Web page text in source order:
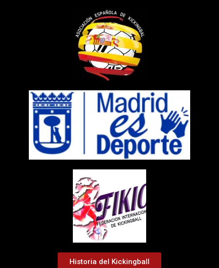
Historia del Kickingball